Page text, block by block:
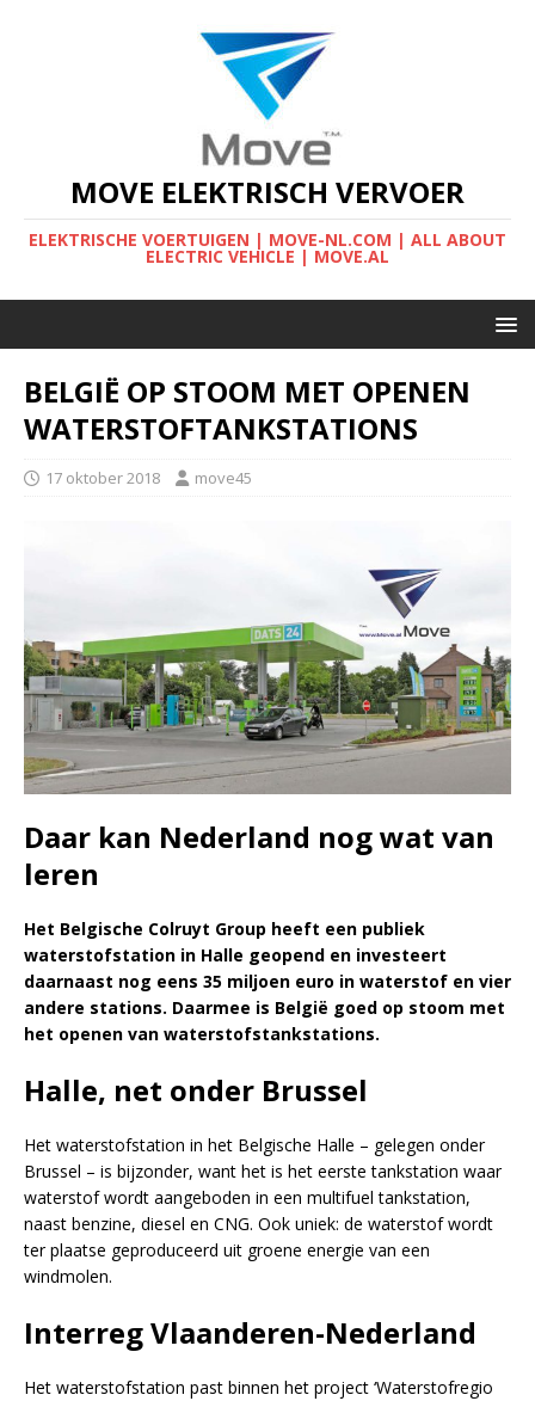
MOVE ELEKTRISCH VERVOER
ELEKTRISCHE VOERTUIGEN | MOVE-NL.COM | ALL ABOUT
ELECTRIC VEHICLE | MOVE.AL
BELGIË OP STOOM MET OPENEN
WATERSTOFTANKSTATIONS
17 oktober 2018 move45
Daar kan Nederland nog wat van
leren
Het Belgische Colruyt Group heeft een publiek
waterstofstation in Halle geopend en investeert
daarnaast nog eens 35 miljoen euro in waterstof en vier
andere stations. Daarmee is België goed op stoom met
het openen van waterstofstankstations.
Halle, net onder Brussel
Het waterstofstation in het Belgische Halle – gelegen onder
Brussel – is bijzonder, want het is het eerste tankstation waar
waterstof wordt aangeboden in een multifuel tankstation,
naast benzine, diesel en CNG. Ook uniek: de waterstof wordt
ter plaatse geproduceerd uit groene energie van een
windmolen.
Interreg Vlaanderen-Nederland
Het waterstofstation past binnen het project ‘Waterstofregio